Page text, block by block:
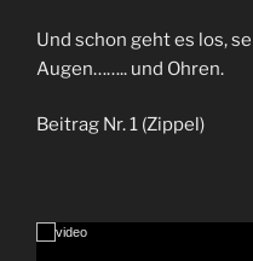
Und schon geht es los,
Augen…….. und Ohren.
Beitrag Nr. 1 (Zippel)